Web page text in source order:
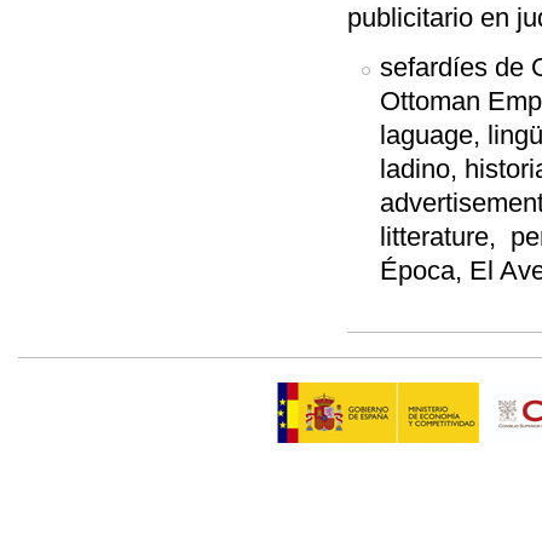
publicitario en
sefardíes de
Ottoman
laguage,
ladino,
litterature,
Época, El